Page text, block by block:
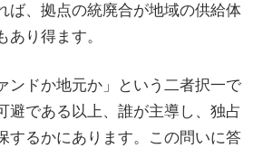
ば、拠点の統廃合が地域の供給体
り得ます。
ンドか地元か」という二者択一で
避である以上、誰が主導し、独占
するかにあります。この問いに答